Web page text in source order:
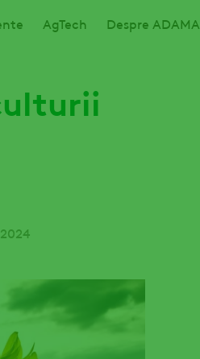
AgTech Despre ADAMA